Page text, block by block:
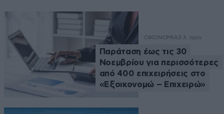
ΟΙΚΟΝΟΜΙΑ3 λ. πριν
Παράταση έως τις 30
Νοεμβρίου για περισσότερες
από 400 επιχειρήσεις στο
«Εξοικονομώ – Επιχειρώ»